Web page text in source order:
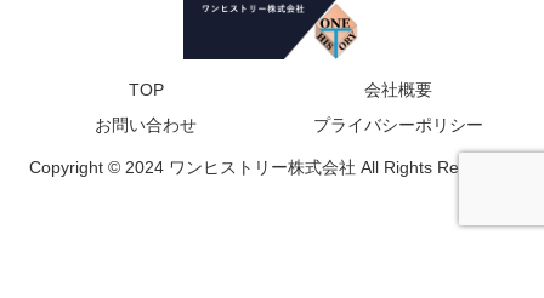
TOP
会社概要
お問い合わせ
プライバシーポリシー
Copyright © 2024 ワンヒストリー株式会社 All Rights Reserved.